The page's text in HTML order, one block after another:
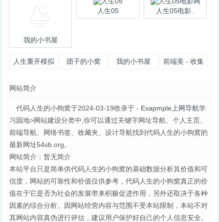
我的小书屋
人生05 人生05电影..
人生重开模拟
团子的小窝 我的小书屋
前端美 - 收集
网站简介
代码人生的小狗窝于2024-03-19收录于 - Exapmple上网导航学
习园地>网站建设分类中,你可以通过关键字网址导航、个人主页、
前端导航、网络书签、收藏夹、设计导航找到代码人生的小狗窝的
最新网址54sb.org。
网站简介：暂无简介
本站平台只是简单供代码人生的小狗窝的基础数据分析其价值和可
信度，网站的可靠性和价值仅供参考，代码人生的小狗窝真正的价
值在于它是否为社会的发展带来积极促进作用，另外还取决于各种
因素的综合分析。因网站经营内容与范围不受本站限制，本站不对
其网站内容真伪进行评估，建议用户保护好自己的个人信息安全。